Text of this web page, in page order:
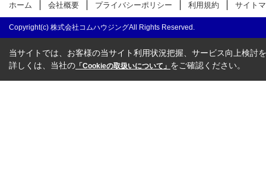
ホーム 会社概要 プライバシーポリシー 利用規約 サイト
Copyright(c) 株式会社コムハウジングAll Rights Reserved.
当サイトでは、お客様の当サイト利用状況把握、サービス向上検討
詳しくは、当社の 「Cookieの取扱いについて」 をご確認ください。